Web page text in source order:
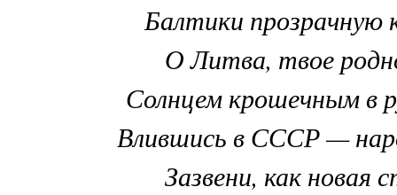
Балтики прозрачную
О Литва, твое
Солнцем крошечным в
Влившись в СССР —
Зазвени, как новая